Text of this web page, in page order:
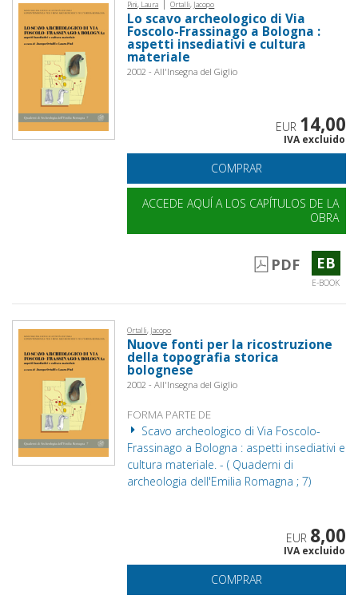
Pini, Laura Ortalli, Jacopo
Lo scavo archeologico di Via
Foscolo-Frassinago a Bologna :
aspetti insediativi e cultura
materiale
2002 - All'Insegna del Giglio
EUR 14,00
IVA excluido
COMPRAR
ACCEDE AQUÍ A LOS CAPÍTULOS DE LA
OBRA
PDF EB
E-BOOK
Ortalli, Jacopo
Nuove fonti per la ricostruzione
della topografia storica
bolognese
2002 - All'Insegna del Giglio
FORMA PARTE DE
Scavo archeologico di Via Foscolo-
Frassinago a Bologna : aspetti insediativi e
cultura materiale. - ( Quaderni di
archeologia dell'Emilia Romagna ; 7)
EUR 8,00
IVA excluido
COMPRAR